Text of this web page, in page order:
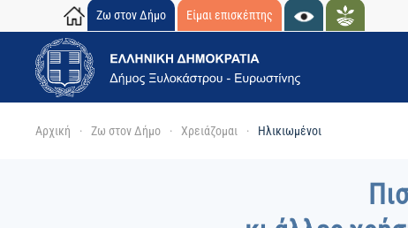
Skip to main content
Ζω στον Δήμο Είμαι επισκέπτης
Αρχική Ζω στον Δήμο Χρειάζομαι Ηλικιωμένοι